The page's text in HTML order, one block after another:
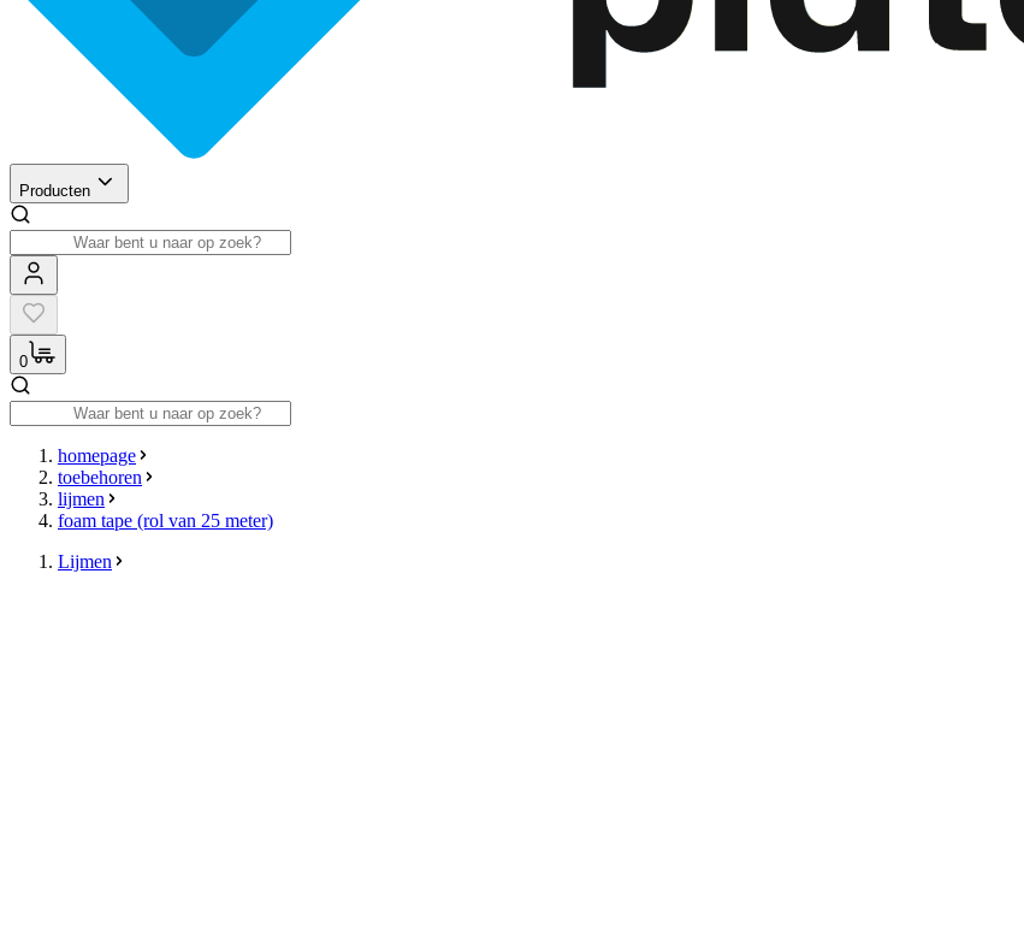
Producten
0
homepage
toebehoren
lijmen
foam tape (rol van 25 meter)
Lijmen